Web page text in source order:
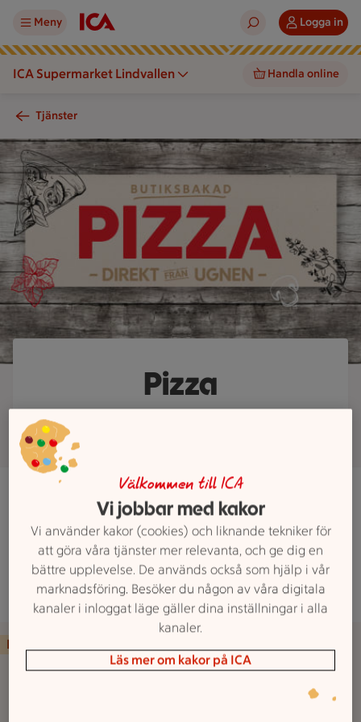
Meny Logga in
ICA Supermarket Lindvallen Handla online
Tjänster
En skylt med text om butiksbakad pizza hänger på en
Pizza
Pizzasugen? Ring in din beställning på0280-757 50
Sista beställning: 20:00
PIZZAMENY
Margherita 94:-
Välkommen till ICA
Vi jobbar med kakor
Vi använder kakor (cookies) och liknande tekniker för
att göra våra tjänster mer relevanta, och ge dig en
bättre upplevelse. De används också som hjälp i vår
marknadsföring. Besöker du någon av våra digitala
kanaler i inloggat läge gäller dina inställningar i alla
kanaler.
Läs mer om kakor på ICA